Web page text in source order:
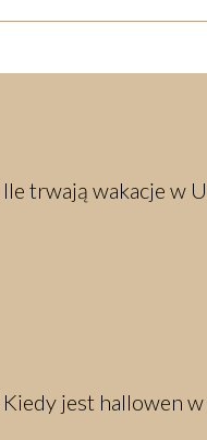
Ile trwają wakacje w
Kiedy jest hallowen w